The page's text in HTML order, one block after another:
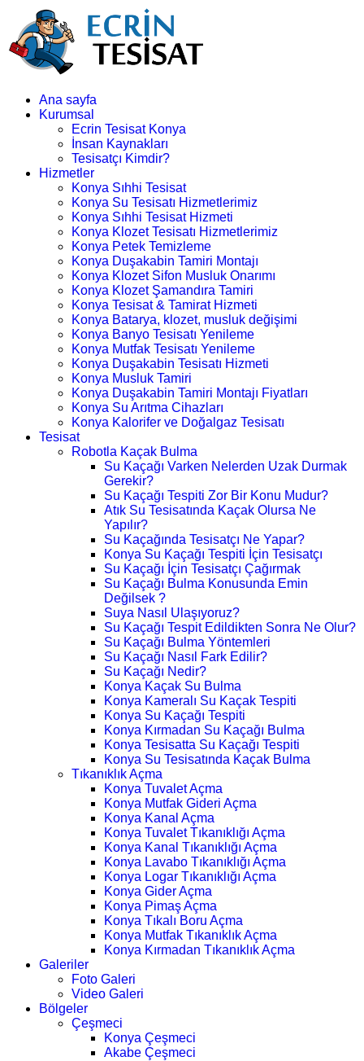
Ana sayfa
Kurumsal
Ecrin Tesisat Konya
İnsan Kaynakları
Tesisatçı Kimdir?
Hizmetler
Konya Sıhhi Tesisat
Konya Su Tesisatı Hizmetlerimiz
Konya Sıhhi Tesisat Hizmeti
Konya Klozet Tesisatı Hizmetlerimiz
Konya Petek Temizleme
Konya Duşakabin Tamiri Montajı
Konya Klozet Sifon Musluk Onarımı
Konya Klozet Şamandıra Tamiri
Konya Tesisat & Tamirat Hizmeti
Konya Batarya, klozet, musluk değişimi
Konya Banyo Tesisatı Yenileme
Konya Mutfak Tesisatı Yenileme
Konya Duşakabin Tesisatı Hizmeti
Konya Musluk Tamiri
Konya Duşakabin Tamiri Montajı Fiyatları
Konya Su Arıtma Cihazları
Konya Kalorifer ve Doğalgaz Tesisatı
Tesisat
Robotla Kaçak Bulma
Su Kaçağı Varken Nelerden Uzak Durmak
Gerekir?
Su Kaçağı Tespiti Zor Bir Konu Mudur?
Atık Su Tesisatında Kaçak Olursa Ne
Yapılır?
Su Kaçağında Tesisatçı Ne Yapar?
Konya Su Kaçağı Tespiti İçin Tesisatçı
Su Kaçağı İçin Tesisatçı Çağırmak
Su Kaçağı Bulma Konusunda Emin
Değilsek ?
Suya Nasıl Ulaşıyoruz?
Su Kaçağı Tespit Edildikten Sonra Ne Olur?
Su Kaçağı Bulma Yöntemleri
Su Kaçağı Nasıl Fark Edilir?
Su Kaçağı Nedir?
Konya Kaçak Su Bulma
Konya Kameralı Su Kaçak Tespiti
Konya Su Kaçağı Tespiti
Konya Kırmadan Su Kaçağı Bulma
Konya Tesisatta Su Kaçağı Tespiti
Konya Su Tesisatında Kaçak Bulma
Tıkanıklık Açma
Konya Tuvalet Açma
Konya Mutfak Gideri Açma
Konya Kanal Açma
Konya Tuvalet Tıkanıklığı Açma
Konya Kanal Tıkanıklığı Açma
Konya Lavabo Tıkanıklığı Açma
Konya Logar Tıkanıklığı Açma
Konya Gider Açma
Konya Pimaş Açma
Konya Tıkalı Boru Açma
Konya Mutfak Tıkanıklık Açma
Konya Kırmadan Tıkanıklık Açma
Galeriler
Foto Galeri
Video Galeri
Bölgeler
Çeşmeci
Konya Çeşmeci
Akabe Çeşmeci